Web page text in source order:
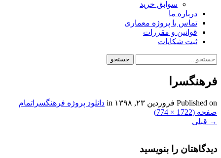
سوابق خرید
درباره ما
تماس با پروژه معماری
قوانین و مقررات
ثبت شکایات
جستجو
برای:
فرهنگسرا
Published on فروردین ۲۳, ۱۳۹۸ دانلود پروژه فرهنگسرا تمام
صفحه (1722 × 774)
→ قبلی
دیدگاهتان را بنویسید